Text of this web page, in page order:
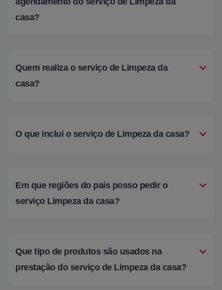
casa?
Quem realiza o serviço de Limpeza da
casa?
O que inclui o serviço de Limpeza da casa?
Em que regiões do país posso pedir o
serviço Limpeza da casa?
Que tipo de produtos são usados na
prestação do serviço de Limpeza da casa?